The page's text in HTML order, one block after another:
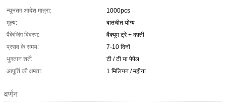
न्यूनतम आदेश मात्रा:
1000pcs
मूल्य:
बातचीत योग्य
पैकेजिंग विवरण:
वैक्यूम ट्रे + दफ़्ती
प्रसव के समय:
7-10 दिनों
भुगतान शर्तें:
टी / टी या पेपैल
आपूर्ति की क्षमता:
1 मिलियन / महीना
वर्णन